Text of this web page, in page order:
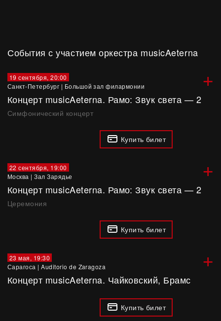
События с участием оркестра musicAeterna
+
19 сентября, 20:00
Санкт-Петербург | Большой зал филармонии
Концерт musicAeterna. Рамо: Звук света — 2
Симфонический концерт
Купить билет
+
22 сентября, 19:00
Москва |Зал Зарядье
Концерт musicAeterna. Рамо: Звук света — 2
Церемония
Купить билет
+
23 мая, 19:30
Сарагоса |Auditorio de Zaragoza
Концерт musicAeterna. Чайковский, Брамс
Купить билет